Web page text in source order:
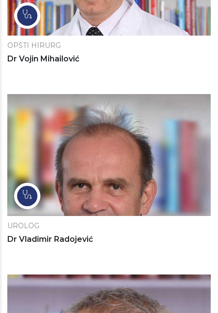
OPŠTI HIRURG
Dr Vojin Mihailović
UROLOG
Dr Vladimir Radojević